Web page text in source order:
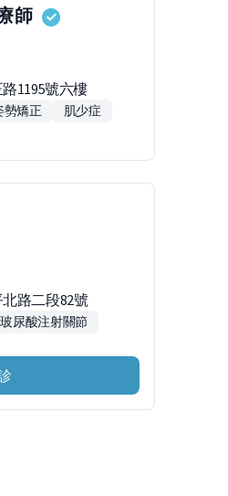
師
1195號六樓
勢矯正
肌少症
路二段82號
玻尿酸注射關節